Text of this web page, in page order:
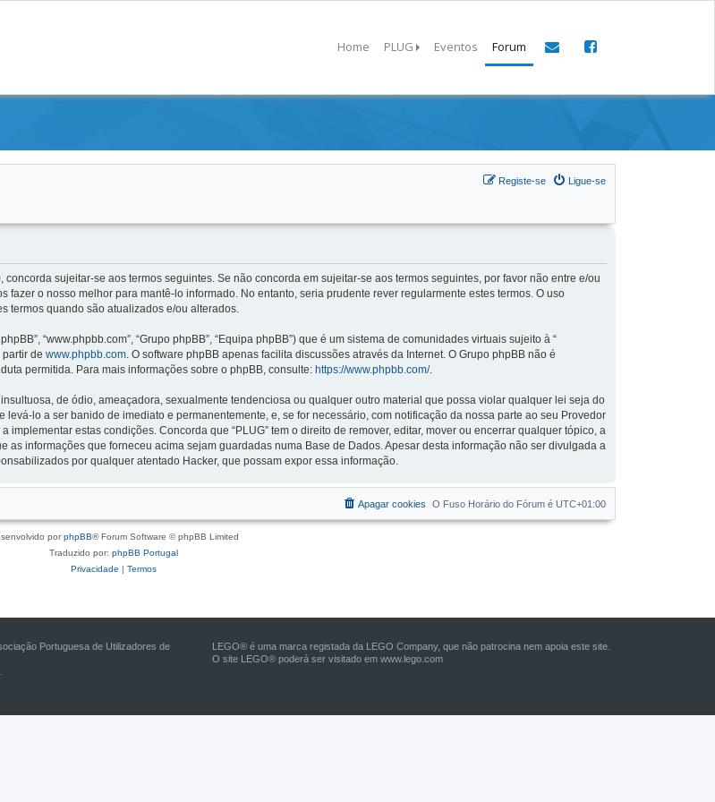
Home PLUG Eventos Forum
Ligue-se
Registe-se
concorda sujeitar-se aos termos seguintes. Se não concorda em sujeitar-se aos termos seguintes, por favor não entre e/ou
fazer o nosso melhor para mantê-lo informado. No entanto, seria prudente rever regularmente estes termos. O uso
termos quando são atualizados e/ou alterados.
“www.phpbb.com”, “Grupo phpBB”, “Equipa phpBB”) que é um sistema de comunidades virtuais sujeito à “
partir de www.phpbb.com. O software phpBB apenas facilita discussões através da Internet. O Grupo phpBB não é
permitida. Para mais informações sobre o phpBB, consulte: https://www.phpbb.com/.
de ódio, ameaçadora, sexualmente tendenciosa ou qualquer outro material que possa violar qualquer lei seja do
lo a ser banido de imediato e permanentemente, e, se for necessário, com notificação da nossa parte ao seu Provedor
estas condições. Concorda que “PLUG” tem o direito de remover, editar, mover ou encerrar qualquer tópico, a
informações que forneceu acima sejam guardadas numa Base de Dados. Apesar desta informação não ser divulgada a
por qualquer atentado Hacker, que possam expor essa informação.
O Fuso Horário do Fórum é UTC+01:00
Apagar cookies
porphpBB® Forum Software © phpBB Limited
Traduzido por: phpBB Portugal
Privacidade | Termos
Portuguesa de Utilizadores de
LEGO® é uma marca registada da LEGO Company, que não patrocina nem apoia este site.
O site LEGO® poderá ser visitado em www.lego.com